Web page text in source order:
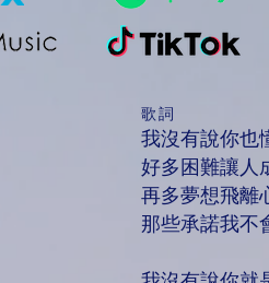
歌詞
我沒有說你也
好多困難讓人
再多夢想飛離
那些承諾我不